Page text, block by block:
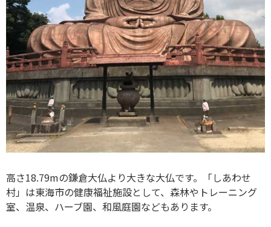
高さ18.79mの鎌倉大仏より大きな大仏です。「しあわせ
村」は東海市の健康福祉施設として、森林やトレーニング
室、温泉、ハーブ園、和風庭園などもあります。